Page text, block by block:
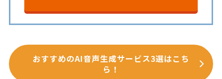
おすすめのAI音声生成サービス3選はこち
ら！